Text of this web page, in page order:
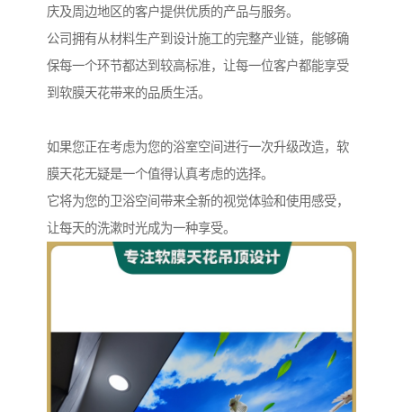
庆及周边地区的客户提供优质的产品与服务。
公司拥有从材料生产到设计施工的完整产业链，能够确
保每一个环节都达到较高标准，让每一位客户都能享受
到软膜天花带来的品质生活。
如果您正在考虑为您的浴室空间进行一次升级改造，软
膜天花无疑是一个值得认真考虑的选择。
它将为您的卫浴空间带来全新的视觉体验和使用感受，
让每天的洗漱时光成为一种享受。